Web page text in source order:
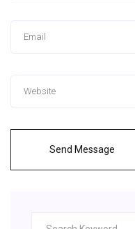
Send Message